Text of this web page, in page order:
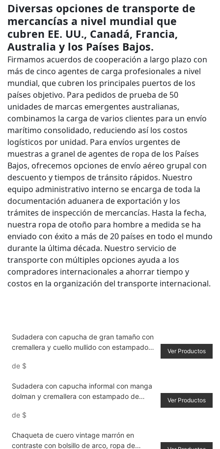
Diversas opciones de transporte de
mercancías a nivel mundial que
cubren EE. UU., Canadá, Francia,
Australia y los Países Bajos.
Firmamos acuerdos de cooperación a largo plazo con
más de cinco agentes de carga profesionales a nivel
mundial, que cubren los principales puertos de los
países objetivo. Para pedidos de prueba de 50
unidades de marcas emergentes australianas,
combinamos la carga de varios clientes para un envío
marítimo consolidado, reduciendo así los costos
logísticos por unidad. Para envíos urgentes de
muestras a granel de agentes de ropa de los Países
Bajos, ofrecemos opciones de envío aéreo grupal con
descuento y tiempos de tránsito rápidos. Nuestro
equipo administrativo interno se encarga de toda la
documentación aduanera de exportación y los
trámites de inspección de mercancías. Hasta la fecha,
nuestra ropa de otoño para hombre a medida se ha
enviado con éxito a más de 20 países en todo el mundo
durante la última década. Nuestro servicio de
transporte con múltiples opciones ayuda a los
compradores internacionales a ahorrar tiempo y
costos en la organización del transporte internacional.
Sudadera con capucha de gran tamaño con
cremallera y cuello mullido con estampado
de $
Ver Productos
Sudadera con capucha informal con manga
dolman y cremallera con estampado de
de $
Ver Productos
Chaqueta de cuero vintage marrón en
contraste con bolsillo de arco, ropa de